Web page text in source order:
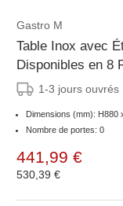
Gastro M
Table Inox avec
Disponibles en 8
1-3 jours ouvrés
Dimensions (mm): H880
Nombre de portes: 0
441,99 €
530,39 €